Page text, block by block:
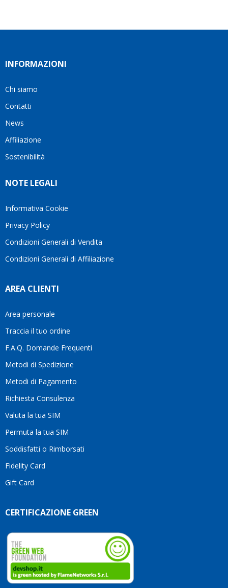
INFORMAZIONI
Chi siamo
Contatti
News
Affiliazione
Sostenibilità
NOTE LEGALI
Informativa Cookie
Privacy Policy
Condizioni Generali di Vendita
Condizioni Generali di Affiliazione
AREA CLIENTI
Area personale
Traccia il tuo ordine
F.A.Q. Domande Frequenti
Metodi di Spedizione
Metodi di Pagamento
Richiesta Consulenza
Valuta la tua SIM
Permuta la tua SIM
Soddisfatti o Rimborsati
Fidelity Card
Gift Card
CERTIFICAZIONE GREEN